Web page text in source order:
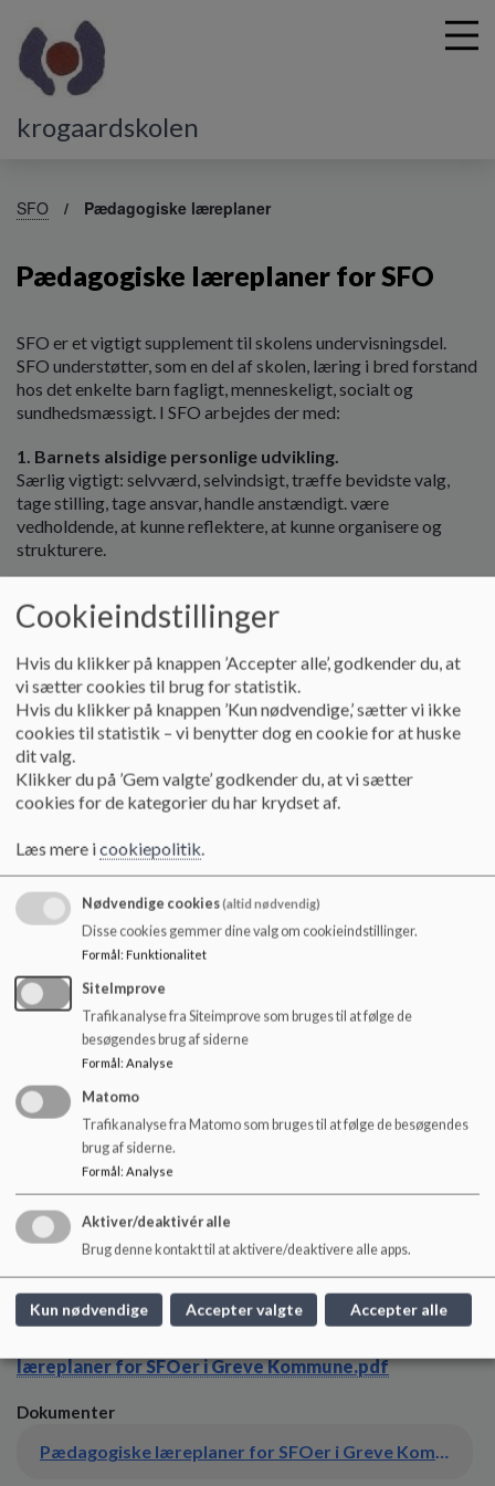
e
krogaardskolen
SFO Pædagogiske læreplaner
Pædagogiske læreplaner for SFO
SFO er et vigtigt supplement til skolens undervisningsdel.
SFO understøtter, som en del af skolen, læring i bred forstand
hos det enkelte barn fagligt, menneskeligt, socialt og
sundhedsmæssigt. I SFO arbejdes der med:
1. Barnets alsidige personlige udvikling.
Særlig vigtigt: selvværd, selvindsigt, træffe bevidste valg,
tage stilling, tage ansvar, handle anstændigt. være
vedholdende, at kunne reflektere, at kunne organisere og
strukturere.
Særlig vigtigt: at knytte og fastholde venskaber, at begå sig i
heterogene grupper (social fleksibilitet), konfliktløsning,
dialog, demokratiske værdier, empati, social etikette
3. Sprog og kommunikation
Særlig vigtigt: kommunikation og skriftsprog, IT,
fortællinger (genre, jeg- versus 3. person), at sætte ord på
følelser, sprogforståelse og sprogetik
Særlig vigtigt: at følge anvisninger, at organisere og
tværs osv.)
5. Praktisk kreative kompetencer
Særlig vigtigt: at få idéer og give dem form, at hente
inspiration, at udvikle og videreudvikle
6. Sundhed, krop og bevægelse
Særlig vigtigt: sund livsstil, motion som en social aktivitet,
kroppens som udtryksmiddel (bevægelse til musik, drama)
7. Naturen og naturfænomener
Særlig vigtigt: forståelse for naturens processer,
naturfænomener, økologi og hvor kommer tingene fra?
8. Kulturelle udtryksformer
Særlig vigtigt: Værdier, traditioner, religioner, verdens lande,
kulturelle ligheder og forskelle, kulturelle udtryksformer
læreplaner for SFOer i Greve Kommune.pdf
Dokumenter
Cookieindstillinger
Hvis du klikker på knappen ’Accepter alle’, godkender du, at
vi sætter cookies til brug for statistik.
Hvis du klikker på knappen ’Kun nødvendige,’ sætter vi ikke
cookies til statistik – vi benytter dog en cookie for at huske
dit valg.
Klikker du på ’Gem valgte’ godkender du, at vi sætter
cookies for de kategorier du har krydset af.
Læs mere icookiepolitik.
Nødvendige cookies(altid nødvendig)
Disse cookies gemmer dine valg om cookieindstillinger.
Formål: Funktionalitet
SiteImprove
Trafikanalyse fra Siteimprove som bruges til at følge de
besøgendes brug af siderne
Formål: Analyse
Matomo
Trafikanalyse fra Matomo som bruges til at følge de besøgendes
brug af siderne.
Formål: Analyse
Aktiver/deaktivér alle
Brug denne kontakt til at aktivere/deaktivere alle apps.
Kun nødvendige Accepter valgte Accepter alle